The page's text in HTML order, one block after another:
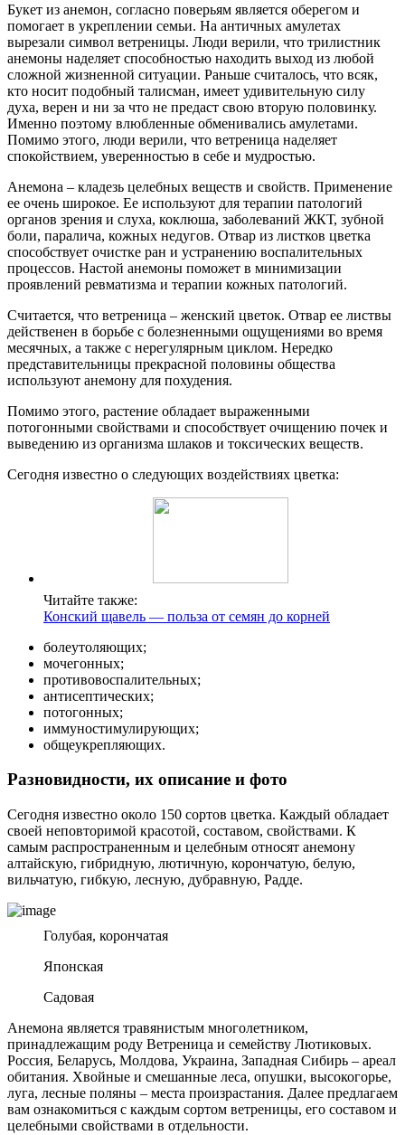
Букет из анемон, согласно поверьям является оберегом и
помогает в укреплении семьи. На античных амулетах
вырезали символ ветреницы. Люди верили, что трилистник
анемоны наделяет способностью находить выход из любой
сложной жизненной ситуации. Раньше считалось, что всяк,
кто носит подобный талисман, имеет удивительную силу
духа, верен и ни за что не предаст свою вторую половинку.
Именно поэтому влюбленные обменивались амулетами.
Помимо этого, люди верили, что ветреница наделяет
спокойствием, уверенностью в себе и мудростью.
Анемона – кладезь целебных веществ и свойств. Применение
ее очень широкое. Ее используют для терапии патологий
органов зрения и слуха, коклюша, заболеваний ЖКТ, зубной
боли, паралича, кожных недугов. Отвар из листков цветка
способствует очистке ран и устранению воспалительных
процессов. Настой анемоны поможет в минимизации
проявлений ревматизма и терапии кожных патологий.
Считается, что ветреница – женский цветок. Отвар ее листвы
действенен в борьбе с болезненными ощущениями во время
месячных, а также с нерегулярным циклом. Нередко
представительницы прекрасной половины общества
используют анемону для похудения.
Помимо этого, растение обладает выраженными
потогонными свойствами и способствует очищению почек и
выведению из организма шлаков и токсических веществ.
Сегодня известно о следующих воздействиях цветка:
Читайте также:
Конский щавель — польза от семян до корней
болеутоляющих;
мочегонных;
противовоспалительных;
антисептических;
потогонных;
иммуностимулирующих;
общеукрепляющих.
Разновидности, их описание и фото
Сегодня известно около 150 сортов цветка. Каждый обладает
своей неповторимой красотой, составом, свойствами. К
самым распространенным и целебным относят анемону
алтайскую, гибридную, лютичную, корончатую, белую,
вильчатую, гибкую, лесную, дубравную, Радде.
Голубая, корончатая
Японская
Садовая
Анемона является травянистым многолетником,
принадлежащим роду Ветреница и семейству Лютиковых.
Россия, Беларусь, Молдова, Украина, Западная Сибирь – ареал
обитания. Хвойные и смешанные леса, опушки, высокогорье,
луга, лесные поляны – места произрастания. Далее предлагаем
вам ознакомиться с каждым сортом ветреницы, его составом и
целебными свойствами в отдельности.